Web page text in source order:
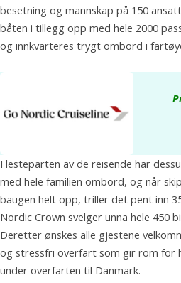
besetning og mannskap på 150
båten i tillegg opp med hele 2000
og innkvarteres trygt ombord i
Flesteparten av de reisende har
med hele familien ombord, og når
baugen helt opp, triller det pent inn
Nordic Crown svelger unna hele 450
Deretter ønskes alle gjestene
og stressfri overfart som gir rom for
under overfarten til Danmark.